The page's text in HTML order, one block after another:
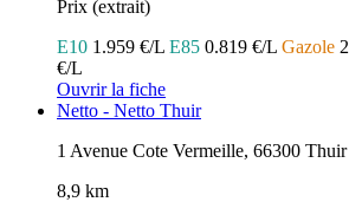
Prix (extrait)
E10 1.959 €/L E85 0.819 €/L Gazole
€/L
Ouvrir la fiche
Netto - Netto Thuir
1 Avenue Cote Vermeille, 66300 Thuir
8,9 km